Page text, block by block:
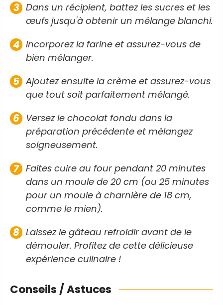
Dans un récipient, battez les sucres et les
œufs jusqu'à obtenir un mélange blanchi.
Incorporez la farine et assurez-vous de
bien mélanger.
Ajoutez ensuite la crème et assurez-vous
que tout soit parfaitement mélangé.
Versez le chocolat fondu dans la
préparation précédente et mélangez
soigneusement.
Faites cuire au four pendant 20 minutes
dans un moule de 20 cm (ou 25 minutes
pour un moule à charnière de 18 cm,
comme le mien).
Laissez le gâteau refroidir avant de le
démouler. Profitez de cette délicieuse
expérience culinaire !
Conseils / Astuces